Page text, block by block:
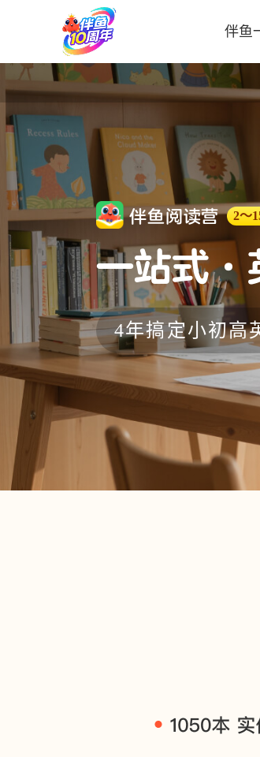
伴鱼
伴鱼阅读营 2～
一站式·
4年搞定小初高